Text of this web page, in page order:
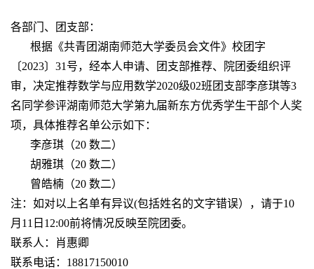
各部门、团支部：
根据《共青团湖南师范大学委员会文件》校团字
〔2023〕31 号，经本人申请、团支部推荐、院团委组织评
审，决定推荐数学与应用数学2020级02班团支部李彦琪等3
名同学参评湖南师范大学第九届新东方优秀学生干部个人奖
项，具体推荐名单公示如下：
李彦琪（20 数二）
胡雅琪（20 数二）
曾皓楠（20 数二）
注：如对以上名单有异议(包括姓名的文字错误），请于10
月 11 日 12:00前将情况反映至院团委。
联系人：肖惠卿
联系电话： 18817150010